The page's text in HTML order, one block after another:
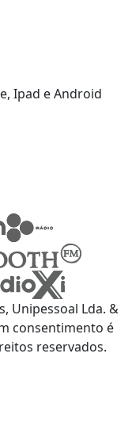
Ipad e Android
Unipessoal Lda. &
consentimento é
reservados.